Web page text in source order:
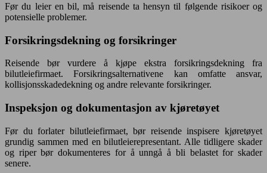
Før du leier en bil, må reisende ta hensyn til følgende risikoer og
potensielle problemer.
Forsikringsdekning og forsikringer
Reisende bør vurdere å kjøpe ekstra forsikringsdekning fra
bilutleiefirmaet. Forsikringsalternativene kan omfatte ansvar,
kollisjonsskadedekning og andre relevante forsikringer.
Inspeksjon og dokumentasjon av kjøretøyet
Før du forlater bilutleiefirmaet, bør reisende inspisere kjøretøyet
grundig sammen med en bilutleierepresentant. Alle tidligere skader
og riper bør dokumenteres for å unngå å bli belastet for skader
senere.